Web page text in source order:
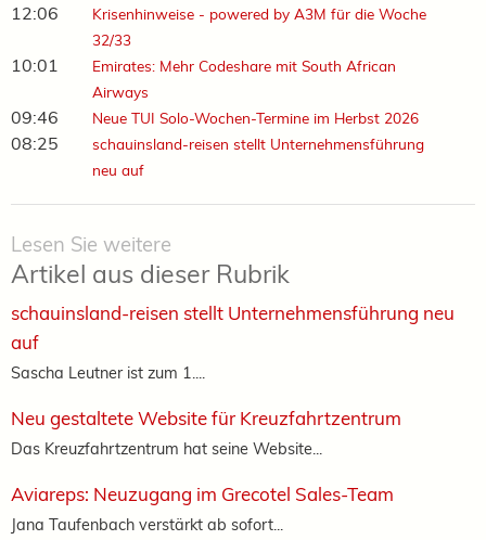
12:06
Krisenhinweise - powered by A3M für die Woche
32/33
10:01
Emirates: Mehr Codeshare mit South African
Airways
09:46 Neue TUI Solo-Wochen-Termine im Herbst 2026
08:25
schauinsland-reisen stellt Unternehmensführung
neu auf
Lesen Sie weitere
Artikel aus dieser Rubrik
schauinsland-reisen stellt Unternehmensführung neu
auf
Sascha Leutner ist zum 1....
Neu gestaltete Website für Kreuzfahrtzentrum
Das Kreuzfahrtzentrum hat seine Website...
Aviareps: Neuzugang im Grecotel Sales-Team
Jana Taufenbach verstärkt ab sofort...